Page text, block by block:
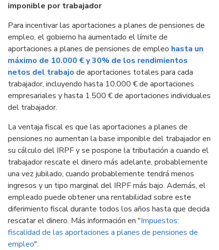
imponible por trabajador
Para incentivar las aportaciones a planes de pensiones de
empleo, el gobierno ha aumentado el límite de
aportaciones a planes de pensiones de empleo hasta un
máximo de 10.000 € y 30% de los rendimientos
netos del trabajo de aportaciones totales para cada
trabajador, incluyendo hasta 10.000 € de aportaciones
empresariales y hasta 1.500 € de aportaciones individuales
del trabajador.
La ventaja fiscal es que las aportaciones a planes de
pensiones no aumentan la base imponible del trabajador en
su cálculo del IRPF y se pospone la tributación a cuando el
trabajador rescate el dinero más adelante, probablemente
una vez jubilado, cuando probablemente tendrá menos
ingresos y un tipo marginal del IRPF más bajo. Además, el
empleado puede obtener una rentabilidad sobre este
diferimiento fiscal durante todos los años hasta que decida
rescatar el dinero. Más información en "Impuestos:
fiscalidad de las aportaciones a planes de pensiones de
empleo".